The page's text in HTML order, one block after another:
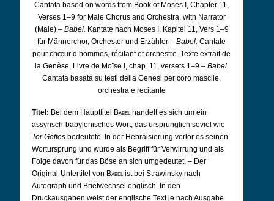
Cantata based on words from Book of Moses I, Chapter 11,
Verses 1–9 for Male Chorus and Orchestra, with Narrator
(Male) – Babel. Kantate nach Moses I, Kapitel 11, Vers 1–9
für Männerchor, Orchester und Erzähler – Babel. Cantate
pour chœur d’hommes, récitant et orchestre. Texte extrait de
la Genèse, Livre de Moïse I, chap. 11, versets 1–9 – Babel.
Cantata basata su testi della Genesi per coro mascile,
orchestra e recitante
Titel: Bei dem Haupttitel Babelhandelt es sich um ein
assyrisch-babylonisches Wort, das ursprünglich soviel wie
Tor Gottes bedeutete. In der Hebräisierung verlor es seinen
Wortursprung und wurde als Begriff für Verwirrung und als
Folge davon für das Böse an sich umgedeutet. – Der
Original-Untertitel von Babelist bei Strawinsky nach
Autograph und Briefwechsel englisch. In den
Druckausgaben weist der englische Text je nach Ausgabe